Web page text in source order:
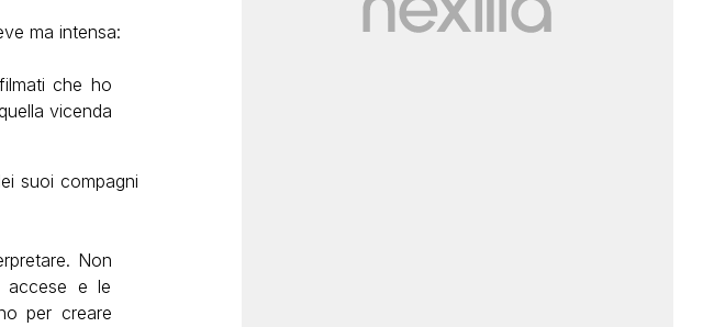
ma intensa:
che ho
vicenda
suoi compagni
Non
accese e le
per creare